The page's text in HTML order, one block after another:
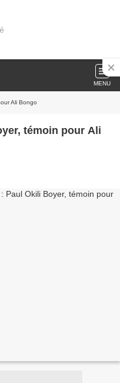
MENU
Ali Bongo
témoin pour Ali